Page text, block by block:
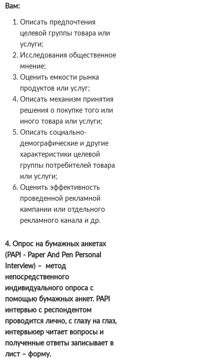
Вам:
Описать предпочтения
целевой группы товара или
услуги;
Исследования общественное
мнение;
Оценить емкости рынка
продуктов или услуг;
Описать механизм принятия
решения о покупке того или
иного товара или услуги;
Описать социально-
демографические и другие
характеристики целевой
группы потребителей товара
или услуги;
Оценить эффективность
проведенной рекламной
кампании или отдельного
рекламного канала и др.
4. Опрос на бумажных анкетах
(PAPI - Paper And Pen Personal
Interview) – метод
непосредственного
индивидуального опроса с
помощью бумажных анкет. PAPI
интервью с респондентом
проводится лично, с глазу на глаз,
интервьюер читает вопросы и
полученные ответы записывает в
лист – форму.